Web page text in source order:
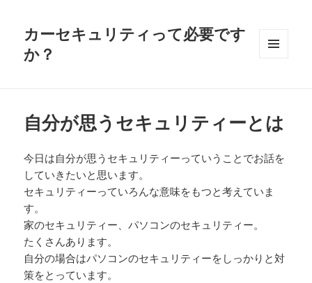
カーセキュリティって必要です
か？
自分が思うセキュリティーとは
今日は自分が思うセキュリティーっていうことでお話を
していきたいと思います。
セキュリティーっていろんな意味をもつと考えていま
す。
家のセキュリティー、パソコンのセキュリティー。
たくさんあります。
自分の場合はパソコンのセキュリティーをしっかりと対
策をとっています。